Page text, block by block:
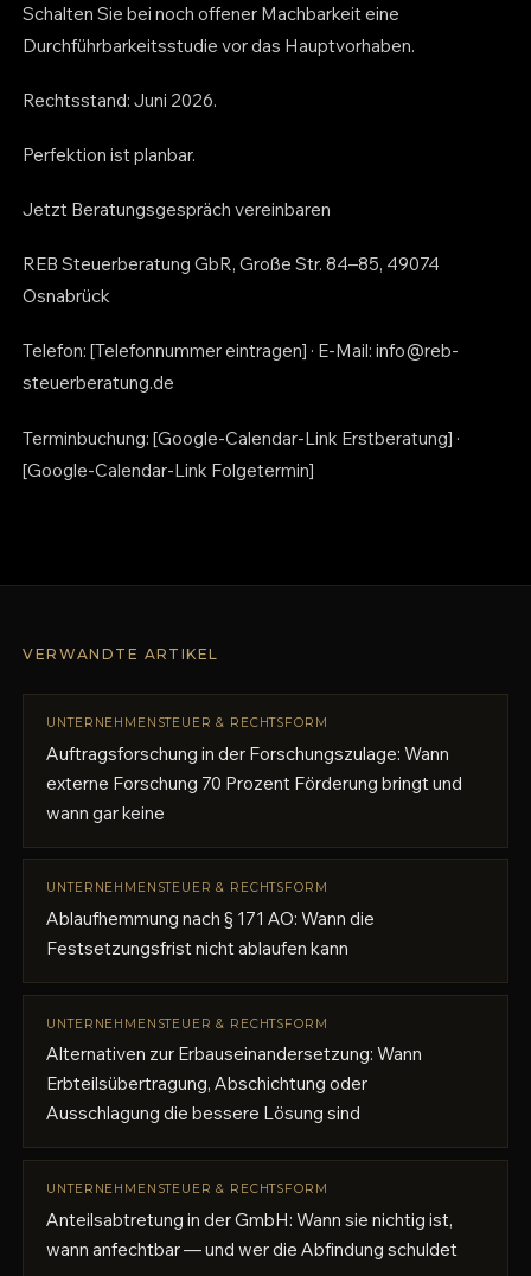
Schalten Sie bei noch offener Machbarkeit eine
Durchführbarkeitsstudie vor das Hauptvorhaben.
Rechtsstand: Juni 2026.
Perfektion ist planbar.
Jetzt Beratungsgespräch vereinbaren
REB Steuerberatung GbR, Große Str. 84–85, 49074
Osnabrück
Telefon: [Telefonnummer eintragen] · E-Mail: info@reb-
steuerberatung.de
Terminbuchung: [Google-Calendar-Link Erstberatung] ·
[Google-Calendar-Link Folgetermin]
VERWANDTE ARTIKEL
UNTERNEHMENSTEUER & RECHTSFORM
Auftragsforschung in der Forschungszulage: Wann
externe Forschung 70 Prozent Förderung bringt und
wann gar keine
UNTERNEHMENSTEUER & RECHTSFORM
Ablaufhemmung nach § 171 AO: Wann die
Festsetzungsfrist nicht ablaufen kann
UNTERNEHMENSTEUER & RECHTSFORM
Alternativen zur Erbauseinandersetzung: Wann
Erbteilsübertragung, Abschichtung oder
Ausschlagung die bessere Lösung sind
UNTERNEHMENSTEUER & RECHTSFORM
Anteilsabtretung in der GmbH: Wann sie nichtig ist,
wann anfechtbar — und wer die Abfindung schuldet